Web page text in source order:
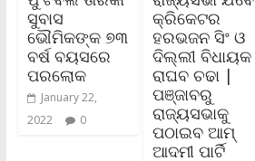
ସୁବାସ
ଭୌମିକଙ୍କ ୭୩
ବର୍ଷ ବୟସରେ
ପରଲୋକ
January 22,
2022
0
କ୍ରିକେଟର
ହରଭଜନ ସିଂ ଓ
ଦିଲ୍ଲୀ ବିଧାୟକ
ରାଘବ ଚଢା |
ପଞ୍ଜାବରୁ
ରାଜ୍ୟସଭାକୁ
ପଠାଇବ ଆମ୍
ଆଦମୀ ପାର୍ଟି